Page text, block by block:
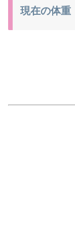
現在の体重